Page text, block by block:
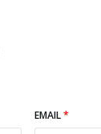
EMAIL*